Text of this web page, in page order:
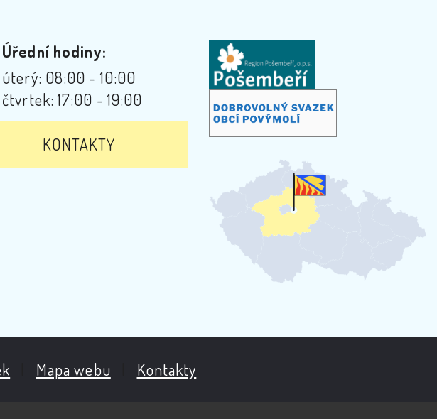
Úřední hodiny:
úterý: 08:00 - 10:00
čtvrtek: 17:00 - 19:00
KONTAKTY
Mapa webu Kontakty